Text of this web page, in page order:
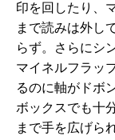
印を回したり、
まで読みは外し
らず。さらに
マイネルフラッ
るのに軸がドボ
ボックスでも十
まで手を広げら